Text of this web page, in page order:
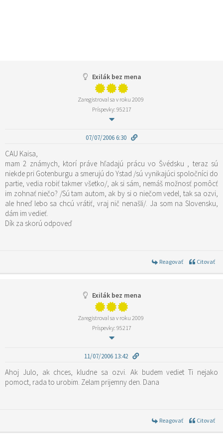
Exilák bez mena
Zaregistroval sa v roku 2009
Príspevky: 95217
07/07/2006 6:30
CAU Kaisa,
mam 2 známych, ktorí práve hľadajú prácu vo Švédsku , teraz sú
niekde pri Gotenburgu a smerujú do Ystad /sú vynikajúci spoločníci do
partie, vedia robiť takmer všetko/, ak si sám, nemáš možnosť pomôcť
im zohnať niečo? /Sú tam autom, ak by si o niečom vedel, tak sa ozvi,
ale hneď lebo sa chcú vrátiť, vraj nič nenašli/. Ja som na Slovensku,
dám im vedieť.
Dík za skorú odpoveď
Reagovať Citovať
Exilák bez mena
Zaregistroval sa v roku 2009
Príspevky: 95217
11/07/2006 13:42
Ahoj Julo, ak chces, kludne sa ozvi. Ak budem vediet Ti nejako
pomoct, rada to urobim. Zelam prijemny den. Dana
Reagovať Citovať